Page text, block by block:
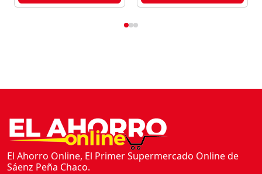
El Ahorro Online, El Primer Supermercado Online de
Sáenz Peña Chaco.